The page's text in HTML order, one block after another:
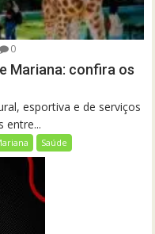
0
Mariana: confira os
esportiva e de serviços
entre...
Saúde